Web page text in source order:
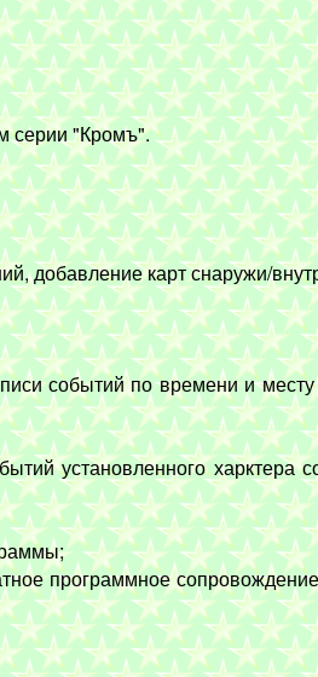
серии "Кромъ".
добавление карт снаружи/
событий по времени и
установленного
программное